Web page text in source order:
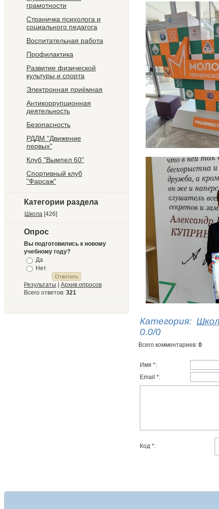
грамотности
Страничка психолога и
социального педагога
Воспитательная работа
Профилактика
Развитие физической
культуры и спорта
Электронная приёмная
Антикоррупционная
деятельность
Безопасность
РДДМ "Движение
первых"
Клуб "Вымпел 60"
Спортивный клуб
"Фарсаж"
Категории раздела
Школа [426]
Опрос
Вы подготовились к новому
учебному году?
Да
Нет
Результаты | Архив опросов
Всего ответов: 321
Категория:
0.0/0
Всего комментариев: 0
Имя *:
Email *:
Код *: